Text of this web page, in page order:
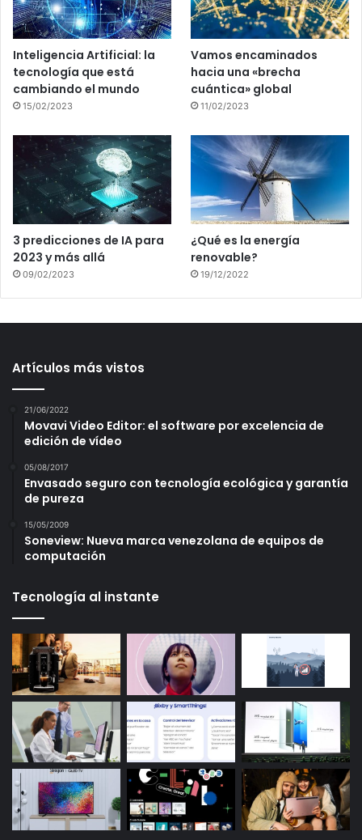
Inteligencia Artificial: la
tecnología que está
cambiando el mundo
15/02/2023
Vamos encaminados
hacia una «brecha
cuántica» global
11/02/2023
3 predicciones de IA para
2023 y más allá
09/02/2023
¿Qué es la energía
renovable?
19/12/2022
Artículos más vistos
21/06/2022
Movavi Video Editor: el software por excelencia de
edición de vídeo
05/08/2017
Envasado seguro con tecnología ecológica y garantía
de pureza
15/05/2009
Soneview: Nueva marca venezolana de equipos de
computación
Tecnología al instante